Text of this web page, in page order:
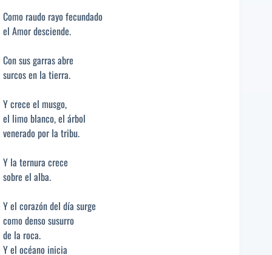
Como raudo rayo fecundado
el Amor desciende.
Con sus garras abre
surcos en la tierra.
Y crece el musgo,
el limo blanco, el árbol
venerado por la tribu.
Y la ternura crece
sobre el alba.
Y el corazón del día surge
como denso susurro
de la roca.
Y el océano inicia